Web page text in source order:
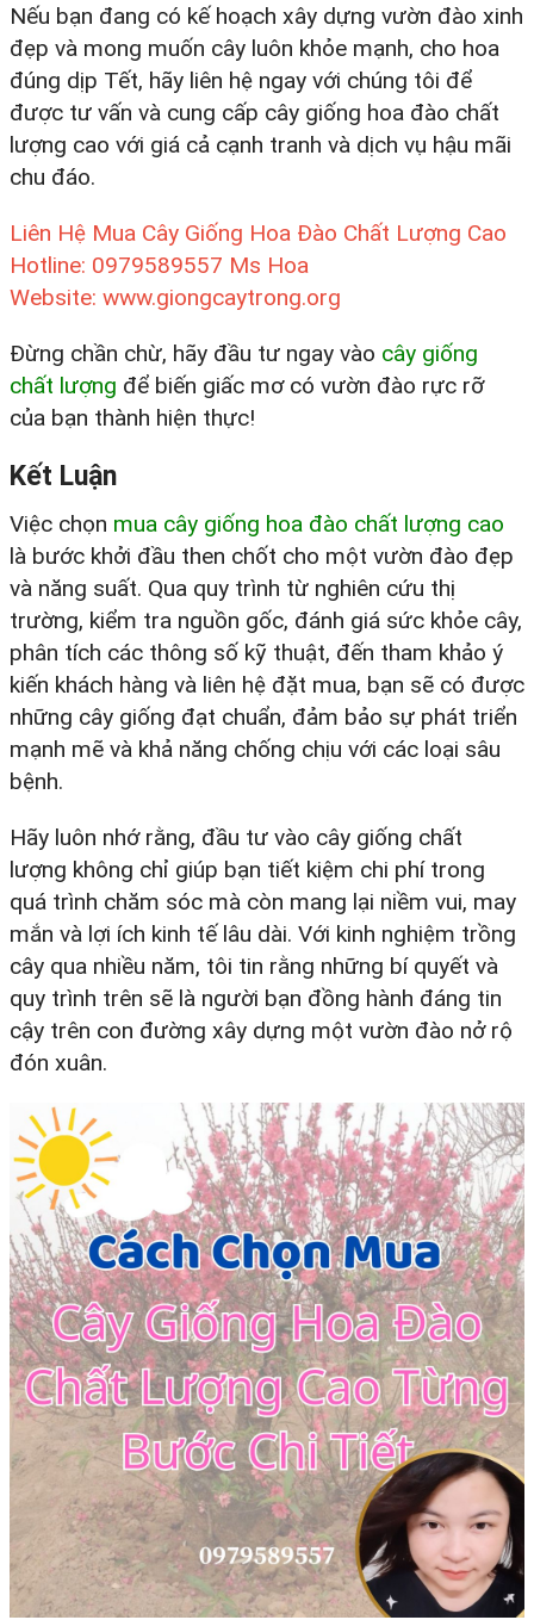
Nếu bạn đang có kế hoạch xây dựng vườn đào xinh
đẹp và mong muốn cây luôn khỏe mạnh, cho hoa
đúng dịp Tết, hãy liên hệ ngay với chúng tôi để
được tư vấn và cung cấp cây giống hoa đào chất
lượng cao với giá cả cạnh tranh và dịch vụ hậu mãi
chu đáo.
Liên Hệ Mua Cây Giống Hoa Đào Chất Lượng Cao
Hotline: 0979589557 Ms Hoa
Website: www.giongcaytrong.org
Đừng chần chừ, hãy đầu tư ngay vào cây giống
chất lượng để biến giấc mơ có vườn đào rực rỡ
của bạn thành hiện thực!
Kết Luận
Việc chọn mua cây giống hoa đào chất lượng cao
là bước khởi đầu then chốt cho một vườn đào đẹp
và năng suất. Qua quy trình từ nghiên cứu thị
trường, kiểm tra nguồn gốc, đánh giá sức khỏe cây,
phân tích các thông số kỹ thuật, đến tham khảo ý
kiến khách hàng và liên hệ đặt mua, bạn sẽ có được
những cây giống đạt chuẩn, đảm bảo sự phát triển
mạnh mẽ và khả năng chống chịu với các loại sâu
bệnh.
Hãy luôn nhớ rằng, đầu tư vào cây giống chất
lượng không chỉ giúp bạn tiết kiệm chi phí trong
quá trình chăm sóc mà còn mang lại niềm vui, may
mắn và lợi ích kinh tế lâu dài. Với kinh nghiệm trồng
cây qua nhiều năm, tôi tin rằng những bí quyết và
quy trình trên sẽ là người bạn đồng hành đáng tin
cậy trên con đường xây dựng một vườn đào nở rộ
đón xuân.